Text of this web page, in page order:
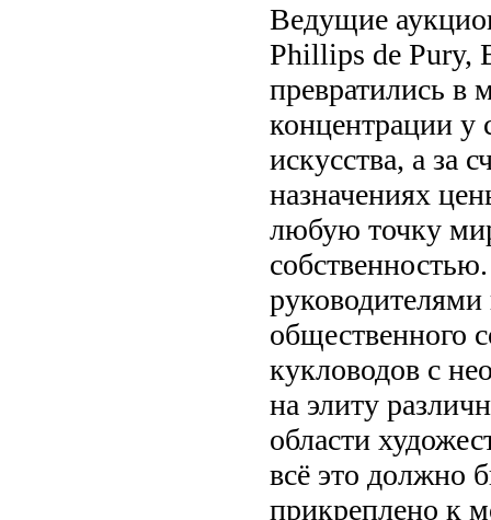
Ведущие
Phillips de Pury,
превратились в
концентрации у
искусства, а за
назначениях
любую точку
общественного
кукловодов с
на элиту
области
всё это должно
прикреплено к